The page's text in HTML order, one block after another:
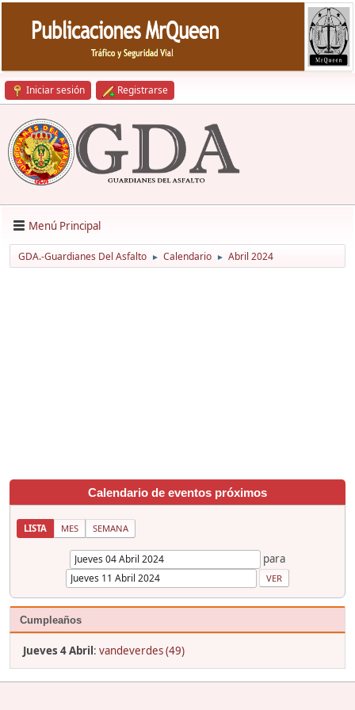
Iniciar sesión Registrarse
Menú Principal
GDA.-Guardianes Del Asfalto ► Calendario ► Abril 2024
Calendario de eventos próximos
LISTA MES SEMANA
para
Cumpleaños
Jueves 4 Abril: vandeverdes (49)